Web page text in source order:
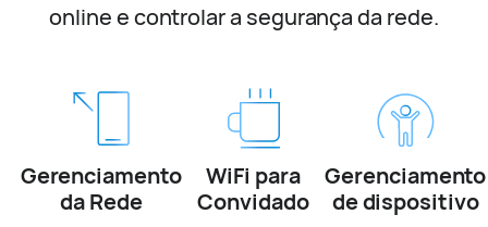
online e controlar a segurança da rede.
Gerenciamento
da Rede
WiFi para
Convidado
Gerenciamento
de dispositivo